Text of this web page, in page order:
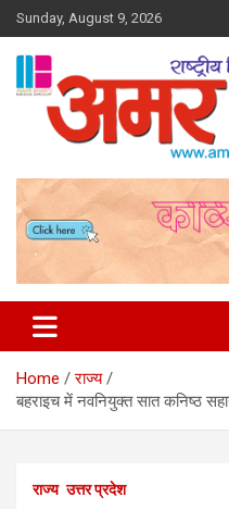
Skip
to
content
Sunday, August 9, 2026
Amar Bharti
Home
राज्य
बहराइच में नवनियुक्त सात कनिष्ठ
राज्य उत्तर प्रदेश